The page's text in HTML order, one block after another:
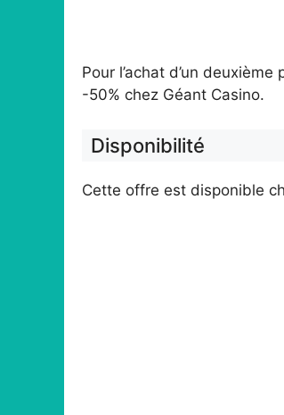
Pour l’achat d’un
-50% chez Géant Casino.
Disponibilité
Cette offre est disponible